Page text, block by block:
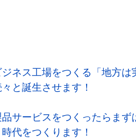
ネス工場をつくる「地方は
と誕生させます！
サービスをつくったらまず
代をつくります！